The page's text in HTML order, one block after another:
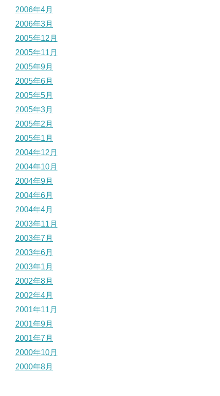
2006年4月
2006年3月
2005年12月
2005年11月
2005年9月
2005年6月
2005年5月
2005年3月
2005年2月
2005年1月
2004年12月
2004年10月
2004年9月
2004年6月
2004年4月
2003年11月
2003年7月
2003年6月
2003年1月
2002年8月
2002年4月
2001年11月
2001年9月
2001年7月
2000年10月
2000年8月